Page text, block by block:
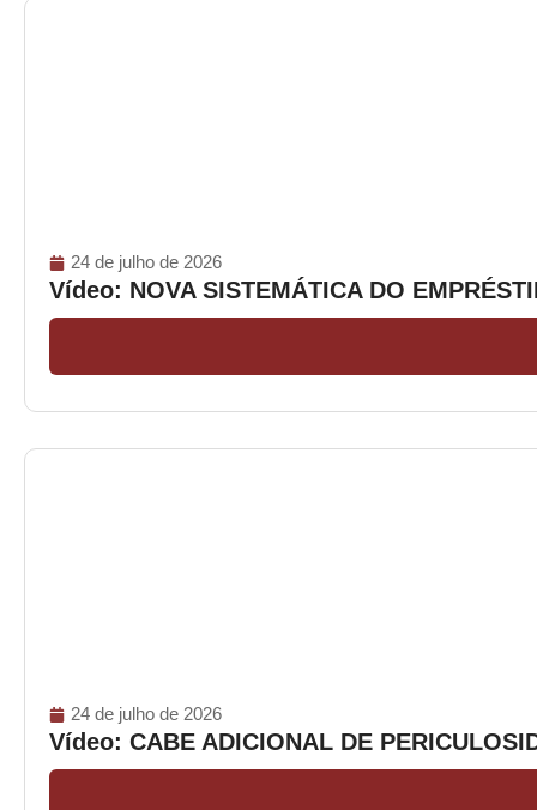
24 de julho de 2026
Vídeo: NOVA SISTEMÁTICA DO
24 de julho de 2026
Vídeo: CABE ADICIONAL DE